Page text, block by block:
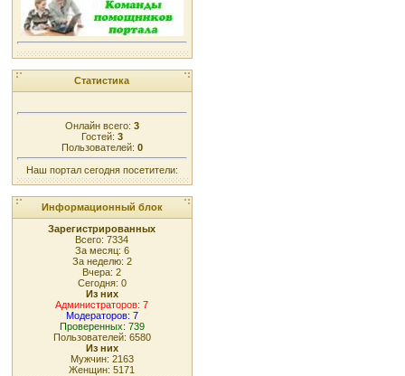
Статистика
Онлайн всего: 3
Гостей: 3
Пользователей: 0
Наш портал сегодня посетители:
Информационный блок
Зарегистрированных
Всего: 7334
За месяц: 6
За неделю: 2
Вчера: 2
Сегодня: 0
Из них
Администраторов: 7
Модераторов: 7
Проверенных: 739
Пользователей: 6580
Из них
Мужчин: 2163
Женщин: 5171